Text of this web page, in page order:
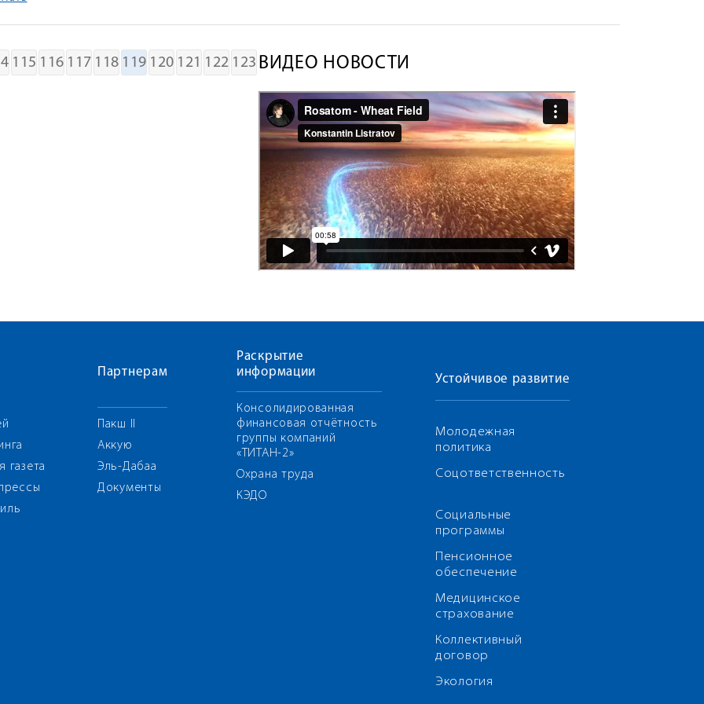
115 116 117 118 119 120 121 122 123 ВИДЕО НОВОСТИ
газета
Партнерам
Пакш II
Аккую
Эль-Дабаа
Документы
Раскрытие
информации
Консолидированная
финансовая отчётность
группы компаний
«ТИТАН-2»
Охрана труда
КЭДО
Устойчивое развитие
Молодежная
политика
Соцответственность
Социальные
программы
Пенсионное
обеспечение
Медицинское
страхование
Коллективный
договор
Экология